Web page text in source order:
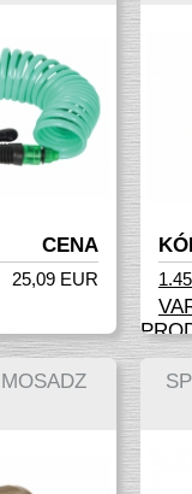
CENA
25,09 EUR